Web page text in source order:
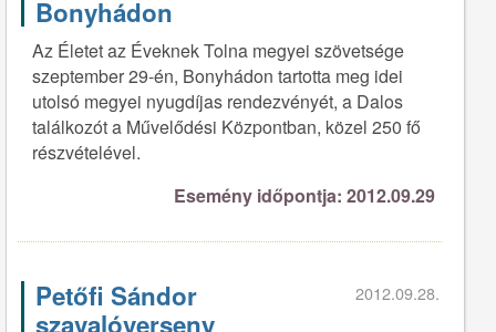
Bonyhádon
Az Életet az Éveknek Tolna megyei szövetsége
szeptember 29-én, Bonyhádon tartotta meg idei
utolsó megyei nyugdíjas rendezvényét, a Dalos
találkozót a Művelődési Központban, közel 250 fő
részvételével.
Esemény időpontja: 2012.09.29
Petőfi Sándor
szavalóverseny
2012.09.28.